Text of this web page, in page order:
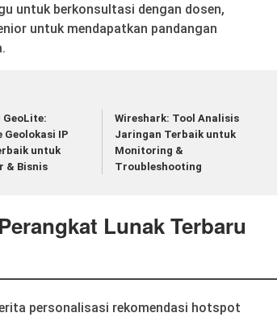
untuk berkonsultasi dengan dosen,
untuk mendapatkan pandangan
GeoLite:
Geolokasi IP
untuk
& Bisnis
Wireshark: Tool Analisis
Jaringan Terbaik untuk
Monitoring &
Troubleshooting
Lunak Terbaru
personalisasi rekomendasi hotspot